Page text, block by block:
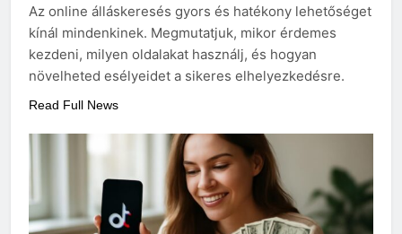
Az online álláskeresés gyors és hatékony lehetőséget
kínál mindenkinek. Megmutatjuk, mikor érdemes
kezdeni, milyen oldalakat használj, és hogyan
növelheted esélyeidet a sikeres elhelyezkedésre.
Read Full News